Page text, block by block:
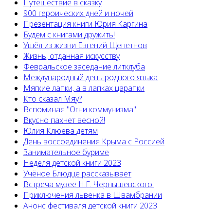
Путешествие в сказку
900 героических дней и ночей
Презентация книги Юрия Каргина
Будем с книгами дружить!
Ушёл из жизни Евгений Щепетнов
Жизнь, отданная искусству
Февральское заседание литклуба
Международный день родного языка
Мягкие лапки, а в лапках царапки
Кто сказал Мяу?
Вспоминая "Огни коммунизма"
Вкусно пахнет весной!
Юлия Клюева детям
День воссоединения Крыма с Россией
Занимательное буриме
Неделя детской книги 2023
Учёное Блюдце рассказывает
Встреча музее Н.Г. Чернышевского
Приключения львенка в Швамбрании
Анонс фестиваля детской книги 2023